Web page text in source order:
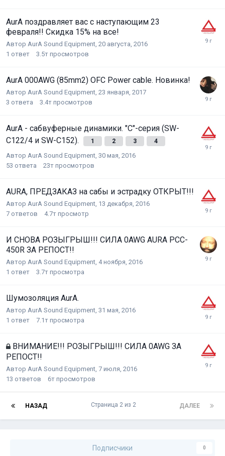
AurA поздравляет вас с наступающим 23
февраля!! Скидка 15% на все!
Автор AurA Sound Equipment 20 августа, 2016
1 ответ 3.5т просмотров
AurA 000AWG (85mm2) OFC Power cable. Новинка!
Автор AurA Sound Equipment 23 января, 2017
3 ответа 3.4т просмотров
AurA - сабвуферные динамики. "С"-серия (SW-
C122/4 и SW-C152).
1 2 3 4
Автор AurA Sound Equipment 30 мая, 2016
53 ответа 23т просмотров
AURA, ПРЕДЗАКАЗ на сабы и эстрадку ОТКРЫТ!!!
Автор AurA Sound Equipment 13 декабря, 2016
7 ответов 4.7т просмотр
И СНОВА РОЗЫГРЫШ!!! СИЛА 0AWG AURA PCC-
450R ЗА РЕПОСТ!!
Автор AurA Sound Equipment 4 ноября, 2016
1 ответ 3.7т просмотра
Шумозоляция AurA.
Автор AurA Sound Equipment 31 мая, 2016
1 ответ 7.1т просмотра
ВНИМАНИЕ!!! РОЗЫГРЫШ!!! СИЛА 0AWG ЗА
РЕПОСТ!!
Автор AurA Sound Equipment 7 июля, 2016
13 ответов 6т просмотров
НАЗАД ДАЛЕЕ
Страница 2 из 2
Подписчики 0